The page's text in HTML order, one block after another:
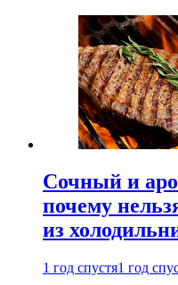
Сочный и
почему
из
1 год спустя1 год